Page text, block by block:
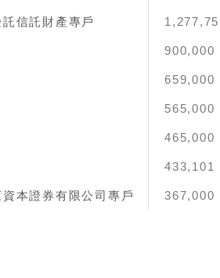
信託財產專戶
900,000
659,000
565,000
465,000
433,101
本證券有限公司專戶 367,000